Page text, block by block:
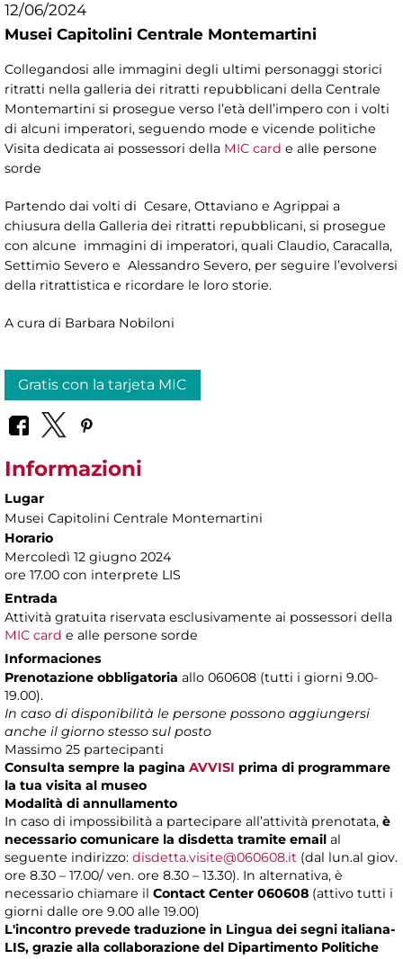
12/06/2024
Musei Capitolini Centrale Montemartini
Collegandosi alle immagini degli ultimi personaggi storici
ritratti nella galleria dei ritratti repubblicani della Centrale
Montemartini si prosegue verso l’età dell’impero con i volti
di alcuni imperatori, seguendo mode e vicende politiche
Visita dedicata ai possessori della MIC card e alle persone
sorde
Partendo dai volti di Cesare, Ottaviano e Agrippai a
chiusura della Galleria dei ritratti repubblicani, si prosegue
con alcune immagini di imperatori, quali Claudio, Caracalla,
Settimio Severo e Alessandro Severo, per seguire l’evolversi
della ritrattistica e ricordare le loro storie.
A cura di Barbara Nobiloni
Gratis con la tarjeta MIC
Informazioni
Lugar
Musei Capitolini Centrale Montemartini
Horario
Mercoledì 12 giugno 2024
ore 17.00 con interprete LIS
Entrada
Attività gratuita riservata esclusivamente ai possessori della
MIC card e alle persone sorde
Informaciones
Prenotazione obbligatoria allo 060608 (tutti i giorni 9.00-
19.00).
In caso di disponibilità le persone possono aggiungersi
anche il giorno stesso sul posto
Massimo 25 partecipanti
Consulta sempre la pagina AVVISI prima di programmare
la tua visita al museo
Modalità di annullamento
In caso di impossibilità a partecipare all’attività prenotata, è
necessario comunicare la disdetta tramite email al
seguente indirizzo: disdetta.visite@060608.it (dal lun.al giov.
ore 8.30 – 17.00/ ven. ore 8.30 – 13.30). In alternativa, è
necessario chiamare il Contact Center 060608 (attivo tutti i
giorni dalle ore 9.00 alle 19.00)
L'incontro prevede traduzione in Lingua dei segni italiana-
LIS, grazie alla collaborazione del Dipartimento Politiche